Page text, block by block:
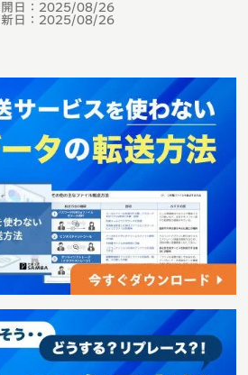
日： 2025/08/26
日： 2025/08/26